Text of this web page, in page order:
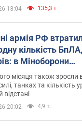
18:04 135,3 т.
армія РФ
кількість БпЛА,
в Міноборони
статистику
місяця також зросли
танках та кількість
відстані
20:02 4,9 т.